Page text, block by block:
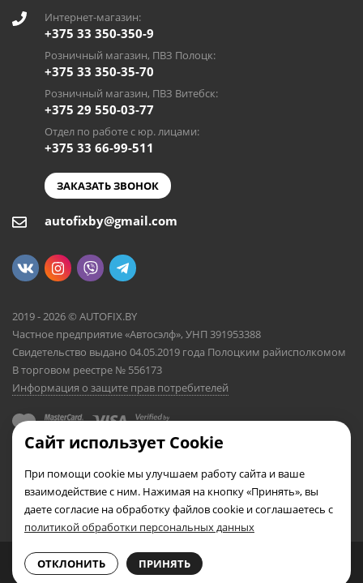
0
Интернет-магазин:
+375 33 350-350-9
Розничный магазин, ПВЗ Полоцк:
+375 33 350-35-70
Розничный магазин, ПВЗ Витебск:
+375 29 550-03-77
Отдел по работе с юр. лицами:
+375 33 66-99-511
ЗАКАЗАТЬ ЗВОНОК
autofixby@gmail.com
2019 - 2026 © AUTOFIX.BY
Частное предприятие «Автосэлф», УНП 391953388
Свидетельство выдано 04.05.2019 года Полоцким райисполкомом
В торговом реестре № 556173
Информация о защите прав потребителей
Сайт использует Cookie
При помощи cookie мы улучшаем работу сайта и ваше
взаимодействие с ним. Нажимая на кнопку «Принять», вы
даете согласие на обработку файлов cookie и соглашаетесь с
политикой обработки персональных данных
ОТКЛОНИТЬ ПРИНЯТЬ